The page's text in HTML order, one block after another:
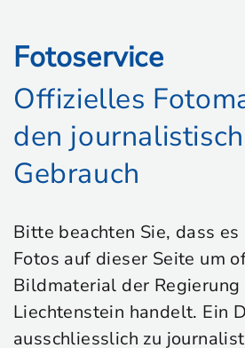
Fotoservice
Offizielles
den
Gebrauch
Bitte beachten Sie, dass
Fotos auf dieser Seite um
Bildmaterial der Regierung
Liechtenstein handelt. Ein
ausschliesslich zu